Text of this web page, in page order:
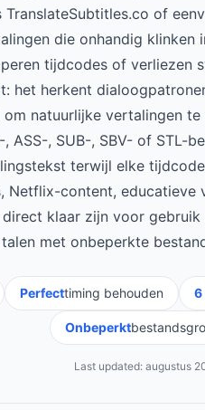
of
die onhandig
tijdcodes of verliezen
het herkent
natuurlijke vertalingen
ASS-, SUB-, SBV- of
terwijl elke
Netflix-content,
klaar zijn voor
met onbeperkte
Perfecttiming behouden 6
Onbeperkt
Last updated: augustus